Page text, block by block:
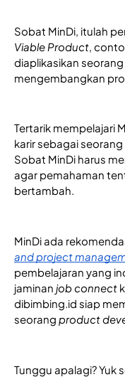
Sobat MinDi, itulah
Viable Product ,
diaplikasikan seorang
mengembangkan
Tertarik mempelajari
karir sebagai seorang
Sobat MinDi harus
agar pemahaman
bertambah.
MinDi ada
and project
pembelajaran yang
jaminan job connect
dibimbing.id siap
seorang product
Tunggu apalagi? Yuk